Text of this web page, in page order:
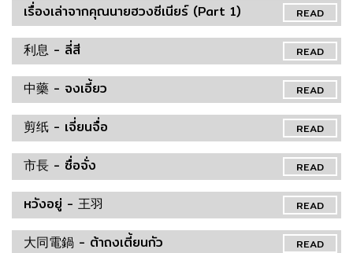
READ
เรื่องเล่าจากคุณนายฮวงซีเนียร์ (Part 1)
READ
利息 - ลี่สี
READ
中藥 - จงเอี้ยว
READ
剪纸 - เจี่ยนจื่อ
READ
市長 - ซื่อจั่ง
READ
หวังอยู่ - 王羽
READ
大同電鍋 - ต้าถงเตี้ยนกัว